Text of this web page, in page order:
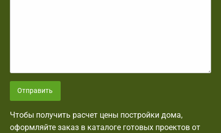
Отправить
Чтобы получить расчет цены постройки дома,
оформляйте заказ в каталоге готовых проектов от